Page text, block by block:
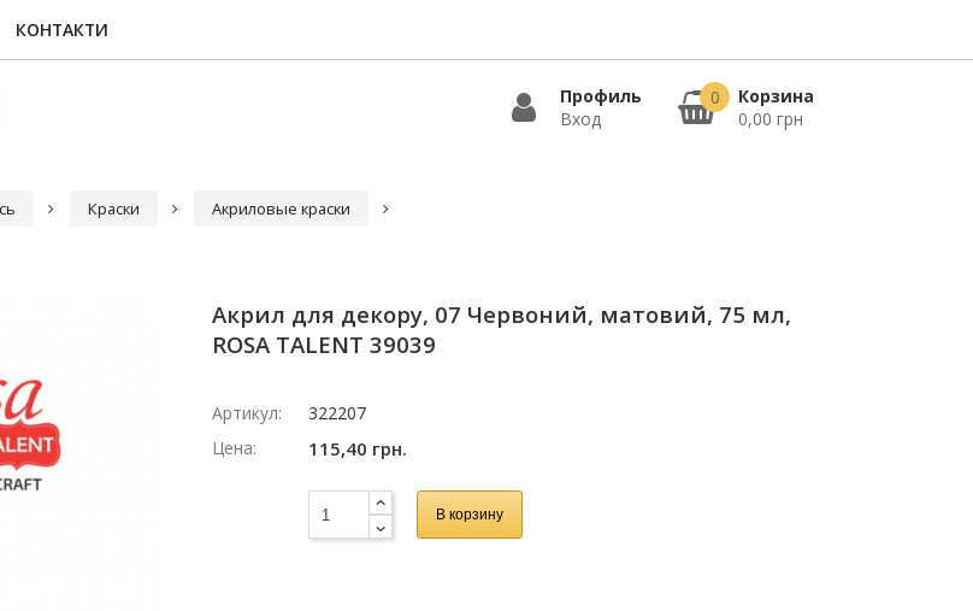
КОНТАКТИ
Профиль
Вход
Корзина
0,00 грн
0
Краски
Акриловые краски
Акрил для декору, 07 Червоний, матовий, 75 мл,
ROSA TALENT 39039
Артикул:
322207
Цена:
115,40 грн.
В корзину